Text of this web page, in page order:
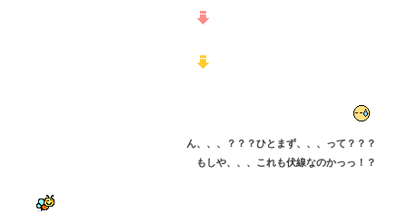
ん、、、？？？ひとまず、、、って？？？
もしや、、、これも伏線なのかっっ！？